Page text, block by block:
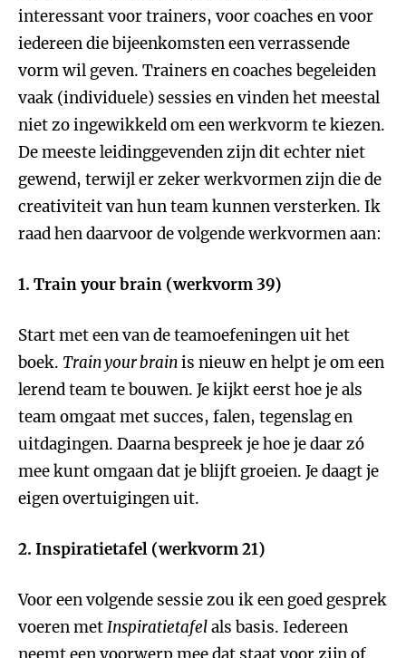
interessant voor trainers, voor coaches en voor
iedereen die bijeenkomsten een verrassende
vorm wil geven. Trainers en coaches begeleiden
vaak (individuele) sessies en vinden het meestal
niet zo ingewikkeld om een werkvorm te kiezen.
De meeste leidinggevenden zijn dit echter niet
gewend, terwijl er zeker werkvormen zijn die de
creativiteit van hun team kunnen versterken. Ik
raad hen daarvoor de volgende werkvormen aan:
1. Train your brain (werkvorm 39)
Start met een van de teamoefeningen uit het
boek. Train your brainis nieuw en helpt je om een
lerend team te bouwen. Je kijkt eerst hoe je als
team omgaat met succes, falen, tegenslag en
uitdagingen. Daarna bespreek je hoe je daar zó
mee kunt omgaan dat je blijft groeien. Je daagt je
eigen overtuigingen uit.
2. Inspiratietafel (werkvorm 21)
Voor een volgende sessie zou ik een goed gesprek
voeren metInspiratietafelals basis. Iedereen